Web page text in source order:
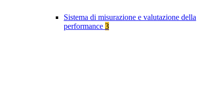
Sistema di misurazione e valutazione della
performance 3